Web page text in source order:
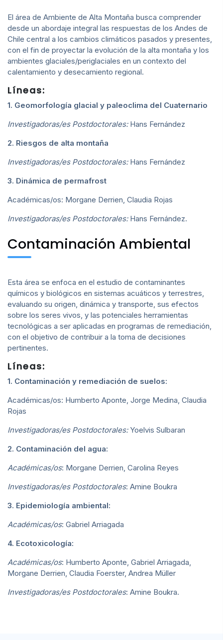
El área de Ambiente de Alta Montaña busca comprender
desde un abordaje integral las respuestas de los Andes de
Chile central a los cambios climáticos pasados y presentes,
con el fin de proyectar la evolución de la alta montaña y los
ambientes glaciales/periglaciales en un contexto del
calentamiento y desecamiento regional.
Líneas:
1. Geomorfología glacial y paleoclima del Cuaternario
Investigadoras/es Postdoctorales:Hans Fernández
2. Riesgos de alta montaña
Investigadoras/es Postdoctorales:Hans Fernández
3. Dinámica de permafrost
Académicas/os: Morgane Derrien, Claudia Rojas
Investigadoras/es Postdoctorales:Hans Fernández.
Contaminación Ambiental
Esta área se enfoca en el estudio de contaminantes
químicos y biológicos en sistemas acuáticos y terrestres,
evaluando su origen, dinámica y transporte, sus efectos
sobre los seres vivos, y las potenciales herramientas
tecnológicas a ser aplicadas en programas de remediación,
con el objetivo de contribuir a la toma de decisiones
pertinentes.
Líneas:
1. Contaminación y remediación de suelos:
Académicas/os: Humberto Aponte, Jorge Medina, Claudia
Rojas
Investigadoras/es Postdoctorales: Yoelvis Sulbaran
2. Contaminación del agua:
Académicas/os: Morgane Derrien, Carolina Reyes
Investigadoras/es Postdoctorales: Amine Boukra
3. Epidemiología ambiental:
Académicas/os: Gabriel Arriagada
4. Ecotoxicología:
Académicas/os: Humberto Aponte, Gabriel Arriagada,
Morgane Derrien, Claudia Foerster, Andrea Müller
Investigadoras/es Postdoctorales: Amine Boukra.